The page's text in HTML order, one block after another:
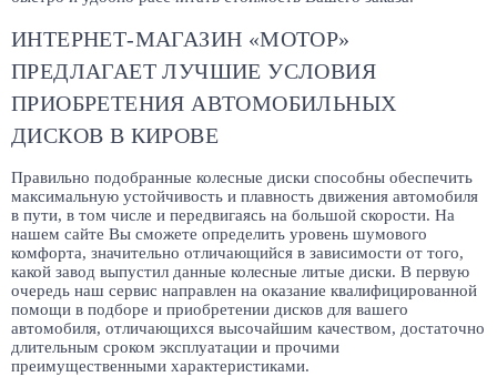
ИНТЕРНЕТ-МАГАЗИН «МОТОР»
ПРЕДЛАГАЕТ ЛУЧШИЕ УСЛОВИЯ
ПРИОБРЕТЕНИЯ АВТОМОБИЛЬНЫХ
ДИСКОВ В КИРОВЕ
Правильно подобранные колесные диски способны обеспечить
максимальную устойчивость и плавность движения автомобиля
в пути, в том числе и передвигаясь на большой скорости. На
нашем сайте Вы сможете определить уровень шумового
комфорта, значительно отличающийся в зависимости от того,
какой завод выпустил данные колесные литые диски. В первую
очередь наш сервис направлен на оказание квалифицированной
помощи в подборе и приобретении дисков для вашего
автомобиля, отличающихся высочайшим качеством, достаточно
длительным сроком эксплуатации и прочими
преимущественными характеристиками.